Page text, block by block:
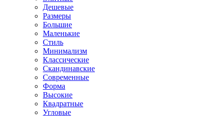
Дешевые
Размеры
Большие
Маленькие
Стиль
Минимализм
Классические
Скандинавские
Современные
Форма
Высокие
Квадратные
Угловые